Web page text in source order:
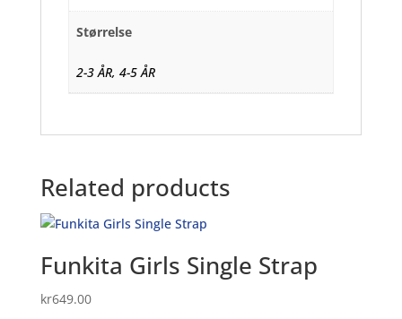
Størrelse
2-3 ÅR, 4-5 ÅR
Related products
Funkita Girls Single Strap
kr649.00